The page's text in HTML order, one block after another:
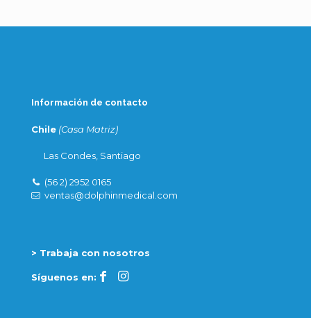
Información de contacto
Chile (Casa Matriz)
Las Condes, Santiago
(56 2) 2952 0165
ventas@dolphinmedical.com
> Trabaja con nosotros
Síguenos en: